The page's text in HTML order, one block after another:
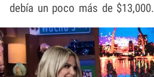
debía un poco más de $13,000.